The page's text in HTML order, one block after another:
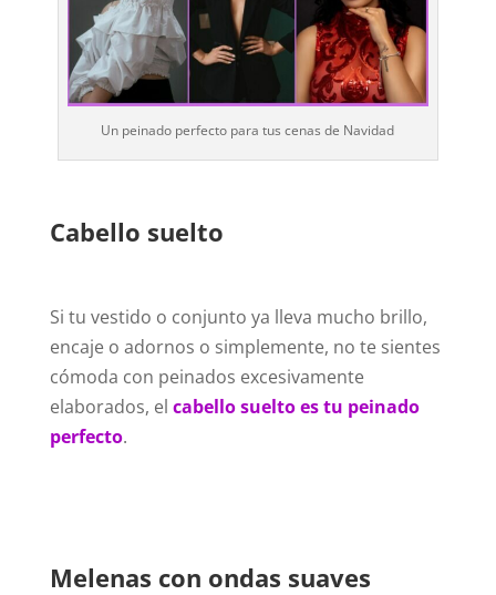
Un peinado perfecto para tus cenas de Navidad
Cabello suelto
Si tu vestido o conjunto ya lleva mucho brillo,
encaje o adornos o simplemente, no te sientes
cómoda con peinados excesivamente
elaborados, el cabello suelto es tu peinado
perfecto.
Melenas con ondas suaves